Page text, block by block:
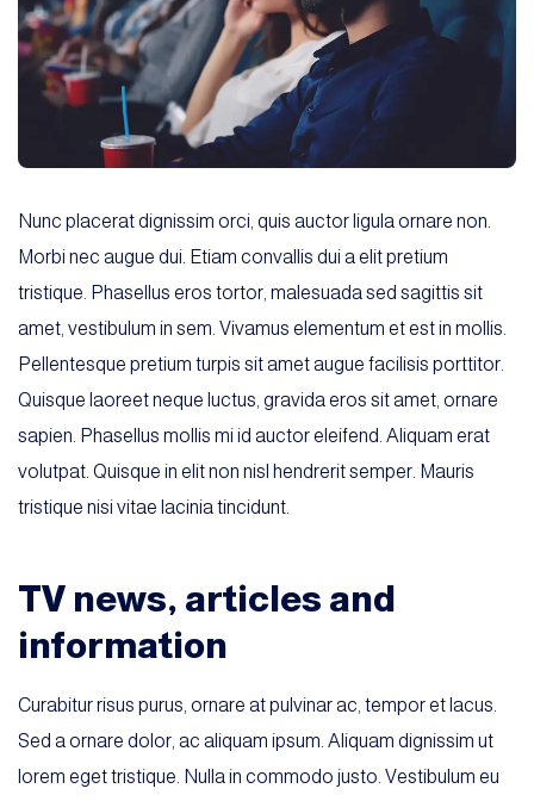
Nunc placerat dignissim orci, quis auctor ligula ornare non.
Morbi nec augue dui. Etiam convallis dui a elit pretium
tristique. Phasellus eros tortor, malesuada sed sagittis sit
amet, vestibulum in sem. Vivamus elementum et est in mollis.
Pellentesque pretium turpis sit amet augue facilisis porttitor.
Quisque laoreet neque luctus, gravida eros sit amet, ornare
sapien. Phasellus mollis mi id auctor eleifend. Aliquam erat
volutpat. Quisque in elit non nisl hendrerit semper. Mauris
tristique nisi vitae lacinia tincidunt.
TV news, articles and
information
Curabitur risus purus, ornare at pulvinar ac, tempor et lacus.
Sed a ornare dolor, ac aliquam ipsum. Aliquam dignissim ut
lorem eget tristique. Nulla in commodo justo. Vestibulum eu